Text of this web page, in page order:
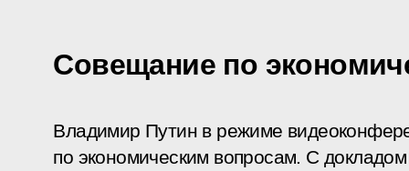
Совещание по
Владимир Путин в режиме
по экономическим вопросам. С